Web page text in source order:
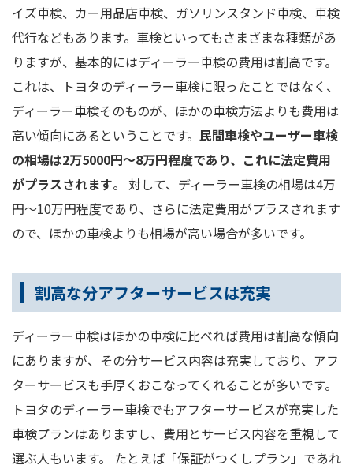
イズ車検、カー用品店車検、ガソリンスタンド車検、車検
代行などもあります。車検といってもさまざまな種類があ
りますが、基本的にはディーラー車検の費用は割高です。
これは、トヨタのディーラー車検に限ったことではなく、
ディーラー車検そのものが、ほかの車検方法よりも費用は
高い傾向にあるということです。 民間車検やユーザー車検
の相場は2万5000円～8万円程度であり、これに法定費用
がプラスされます。 対して、ディーラー車検の相場は4万
円～10万円程度であり、さらに法定費用がプラスされます
ので、ほかの車検よりも相場が高い場合が多いです。
割高な分アフターサービスは充実
ディーラー車検はほかの車検に比べれば費用は割高な傾向
にありますが、その分サービス内容は充実しており、アフ
ターサービスも手厚くおこなってくれることが多いです。
トヨタのディーラー車検でもアフターサービスが充実した
車検プランはありますし、費用とサービス内容を重視して
選ぶ人もいます。 たとえば「保証がつくしプラン」であれ